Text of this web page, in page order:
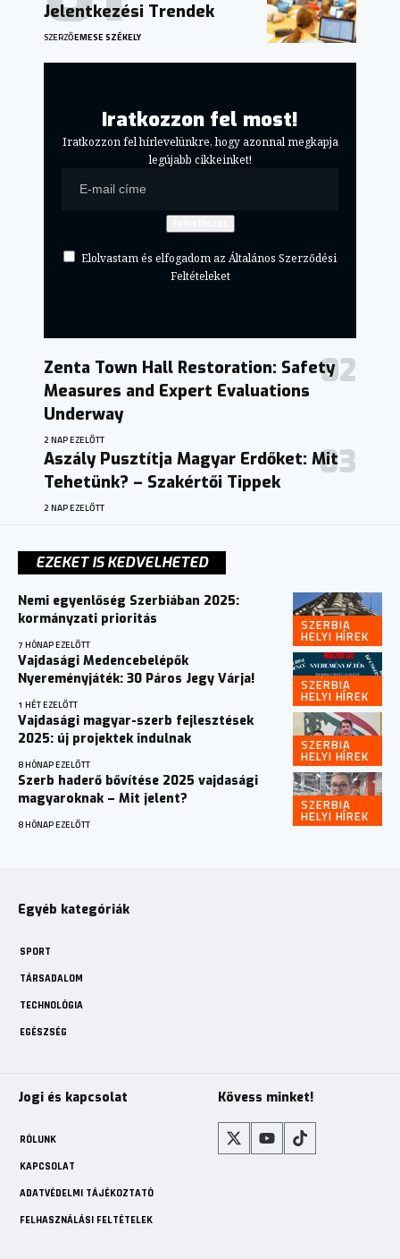
Jelentkezési Trendek
SZERZŐEMESE SZÉKELY
Iratkozzon fel most!
Iratkozzon fel hírlevelünkre, hogy azonnal megkapja
legújabb cikkeinket!
Elolvastam és elfogadom az Általános Szerződési
Feltételeket
Zenta Town Hall Restoration: Safety
Measures and Expert Evaluations
Underway
2 NAP EZELŐTT
Aszály Pusztítja Magyar Erdőket: Mit
Tehetünk? – Szakértői Tippek
2 NAP EZELŐTT
EZEKET IS KEDVELHETED
SZERBIA
HELYI HÍREK
Nemi egyenlőség Szerbiában 2025:
kormányzati prioritás
7 HÓNAP EZELŐTT
SZERBIA
HELYI HÍREK
Vajdasági Medencebelépők
Nyereményjáték: 30 Páros Jegy Várja!
1 HÉT EZELŐTT
SZERBIA
HELYI HÍREK
Vajdasági magyar-szerb fejlesztések
2025: új projektek indulnak
8 HÓNAP EZELŐTT
SZERBIA
HELYI HÍREK
Szerb haderő bővítése 2025 vajdasági
magyaroknak – Mit jelent?
8 HÓNAP EZELŐTT
Egyéb kategóriák
SPORT
TÁRSADALOM
TECHNOLÓGIA
EGÉSZSÉG
Jogi és kapcsolat
RÓLUNK
KAPCSOLAT
ADATVÉDELMI TÁJÉKOZTATÓ
FELHASZNÁLÁSI FELTÉTELEK
Kövess minket!